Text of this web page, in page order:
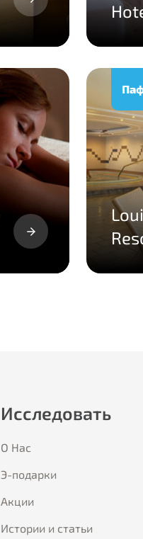
Исследовать
О Hас
Э-подарки
Акции
Истории и статьи